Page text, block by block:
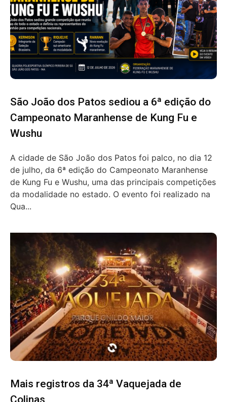
São João dos Patos sediou a 6ª edição do
Campeonato Maranhense de Kung Fu e
Wushu
A cidade de São João dos Patos foi palco, no dia 12
de julho, da 6ª edição do Campeonato Maranhense
de Kung Fu e Wushu, uma das principais competições
da modalidade no estado. O evento foi realizado na
Qua...
Mais registros da 34ª Vaquejada de